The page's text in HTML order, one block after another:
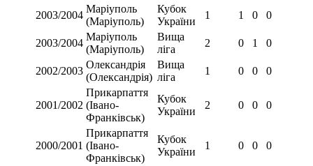
2003/2004
Маріуполь
(Маріуполь)
Кубок
України
1 1 0 0
2003/2004
Маріуполь
(Маріуполь)
Вища
ліга
2 0 1 0
2002/2003
Олександрія
(Олександрія)
Вища
ліга
1 0 0 0
2001/2002
Прикарпаття
(Івано-
Франківськ)
Кубок
України
2 0 0 0
2000/2001
Прикарпаття
(Івано-
Франківськ)
Кубок
України
1 0 0 0